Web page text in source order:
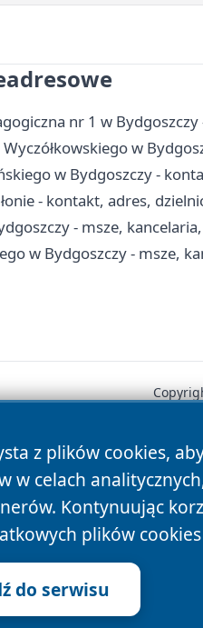
nr 1 w
w
w Bydgoszczy -
- kontakt, adres,
- msze,
w Bydgoszczy - msze,
z plików cookies,
w celach
Kontynuując
plików
do serwisu
News